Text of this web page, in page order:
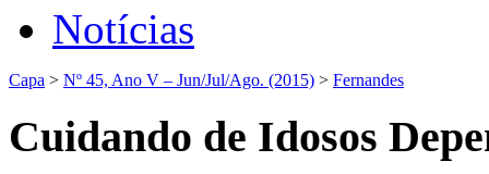
Notícias
Capa > Nº 45, Ano V – Jun/Jul/Ago. (2015) > Fernandes
Cuidando de Idosos